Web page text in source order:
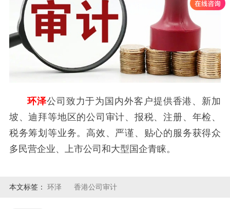
环泽公司致力于为国内外客户提供香港、新加
坡、迪拜等地区的公司审计、报税、注册、年检、
税务筹划等业务。高效、严谨、贴心的服务获得众
多民营企业、上市公司和大型国企青睐。
本文标签： 环泽 香港公司审计